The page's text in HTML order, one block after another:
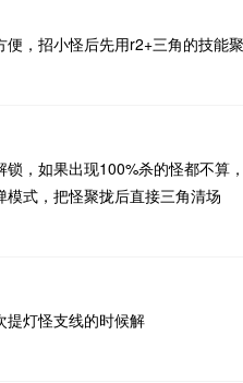
便，招小怪后先用r2+三角的技能
锁，如果出现100%杀的怪都不算
模式，把怪聚拢后直接三角清场
提灯怪支线的时候解